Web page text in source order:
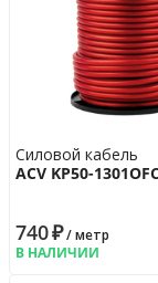
Силовой кабель
ACV KP50-
740₽/ метр
В НАЛИЧИИ